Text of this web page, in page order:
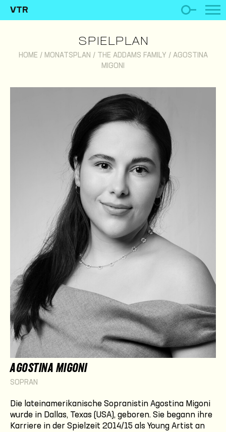
VTR
SPIELPLAN
HOME / MONATSPLAN / THE ADDAMS FAMILY / AGOSTINA
MIGONI
AGOSTINA MIGONI
SOPRAN
Die lateinamerikanische Sopranistin Agostina Migoni
wurde in Dallas, Texas (USA), geboren. Sie begann ihre
Karriere in der Spielzeit 2014/15 als Young Artist an